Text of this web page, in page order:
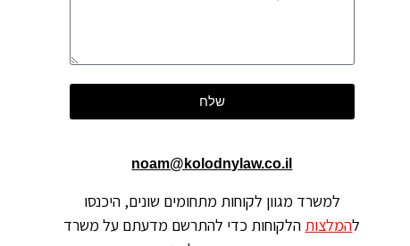
שלח
noam@kolodnylaw.co.il
למשרד מגוון לקוחות מתחומים שונים, היכנסו
להמלצות הלקוחות כדי להתרשם מדעתם על משרד